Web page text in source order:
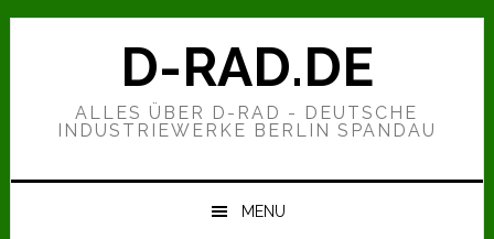
Zur
Hauptnavigation
Zum
Zur
D-RAD.DE
ALLES ÜBER D-RAD - DEUTSCHE
INDUSTRIEWERKE BERLIN SPANDAU
MENU